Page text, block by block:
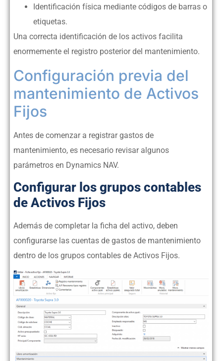
Identificación física mediante códigos de barras o
etiquetas.
Una correcta identificación de los activos facilita
enormemente el registro posterior del mantenimiento.
Configuración previa del
mantenimiento de Activos
Fijos
Antes de comenzar a registrar gastos de
mantenimiento, es necesario revisar algunos
parámetros en Dynamics NAV.
Configurar los grupos contables
de Activos Fijos
Además de completar la ficha del activo, deben
configurarse las cuentas de gastos de mantenimiento
dentro de los grupos contables de Activos Fijos.